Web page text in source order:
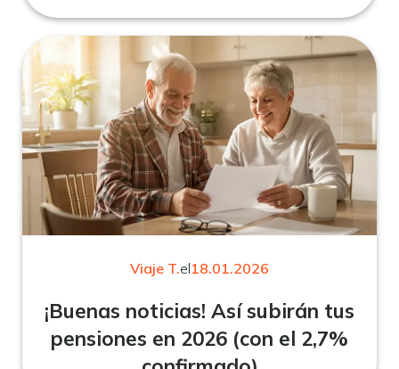
Viaje T.el18.01.2026
¡Buenas noticias! Así subirán tus
pensiones en 2026 (con el 2,7%